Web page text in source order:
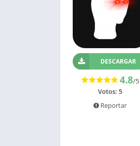
DESCARGAR
4.8/5
Votos: 5
Reportar